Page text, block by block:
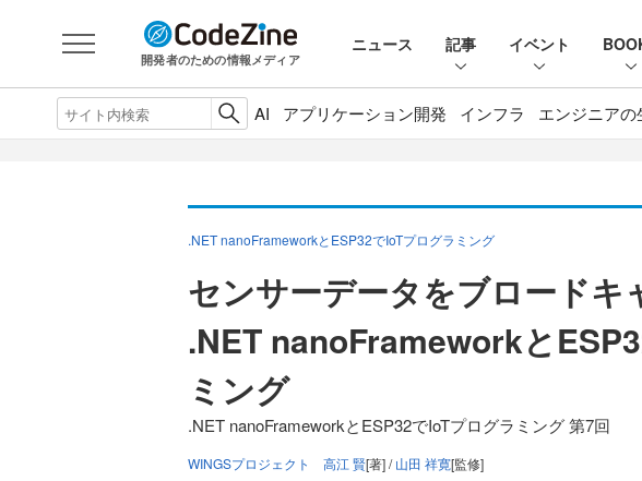
開発者のための情報メディア
ニュース 記事 イベント
AI アプリケーション開発 インフラ エンジニアの
.NET nanoFrameworkとESP32でIoTプログラミング
センサーデータをブロードキ
.NET nanoFrameworkと
ミング
.NET nanoFrameworkとESP32でIoTプログラミング 第7回
WINGSプロジェクト 高江 賢[著] /山田 祥寛[監修]